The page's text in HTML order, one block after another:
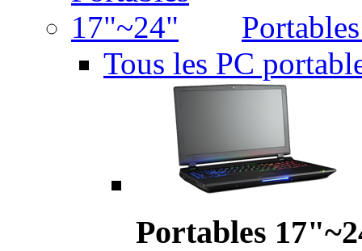
Tous les PC
Portables